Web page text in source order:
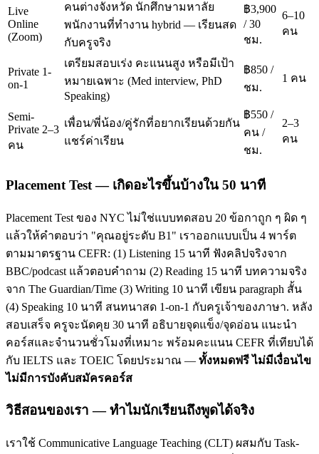
Live
Online
(Zoom)
คนต่างจังหวัด นักศึกษามหาลัย
พนักงานที่ทำงาน hybrid — เรียนสด
กับครูจริง
฿3,900
/ 30
ชม.
6–10
คน
Private 1-
on-1
เตรียมสอบเร่ง คะแนนสูง หรือมีเป้า
หมายเฉพาะ (Med interview, PhD
Speaking)
฿850 /
ชม.
1 คน
Semi-
Private 2–3
คน
เพื่อน/พี่น้อง/คู่รักที่อยากเรียนด้วยกัน
แชร์ค่าเรียน
฿550 /
คน /
ชม.
2–3
คน
Placement Test — เกิดอะไรขึ้นบ้างใน 50 นาที
Placement Test ของ NYC ไม่ใช่แบบทดสอบ 20 ข้อกาถูก ๆ ผิด ๆ
แล้วให้คำตอบว่า "คุณอยู่ระดับ B1" เราออกแบบเป็น 4 พาร์ต
ตามมาตรฐาน CEFR: (1) Listening 15 นาที ฟังคลิปจริงจาก
BBC/podcast แล้วตอบคำถาม (2) Reading 15 นาที บทความจริง
จาก The Guardian/Time (3) Writing 10 นาที เขียน paragraph สั้น
(4) Speaking 10 นาที สนทนาสด 1-on-1 กับครูเจ้าของภาษา. หลัง
สอบเสร็จ ครูจะนัดคุย 30 นาที อธิบายจุดแข็ง/จุดอ่อน แนะนำ
คอร์สและจำนวนชั่วโมงที่เหมาะ พร้อมคะแนน CEFR ที่เทียบได้
กับ IELTS และ TOEIC โดยประมาณ — ทั้งหมดฟรี ไม่มีเงื่อนไข
ไม่มีการบังคับสมัครคอร์ส
วิธีสอนของเรา — ทำไมนักเรียนถึงพูดได้จริง
เราใช้ Communicative Language Teaching (CLT) ผสมกับ Task-